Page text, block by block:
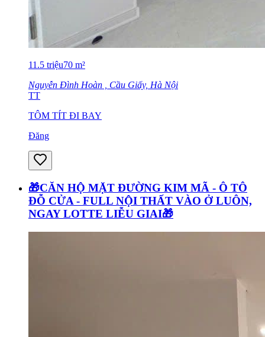
11.5 triệu70 m²
Nguyễn Đình Hoàn , Cầu Giấy, Hà Nội
TT
TÔM TÍT ĐI BAY
Đăng
🎁CĂN HỘ MẶT ĐƯỜNG KIM MÃ - Ô TÔ
ĐỖ CỬA - FULL NỘI THẤT VÀO Ở LUÔN,
NGAY LOTTE LIỄU GIAI🎁